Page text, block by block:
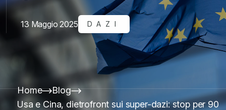
13 Maggio 2025 DAZI
Home
Blog
Usa e Cina, dietrofront sui super-dazi: stop per 90